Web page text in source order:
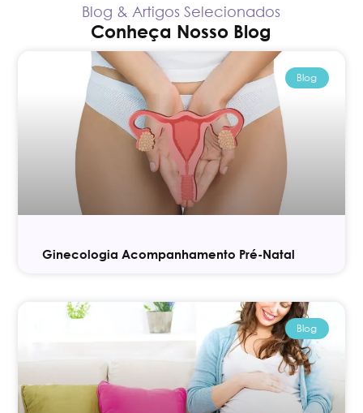
Blog & Artigos Selecionados
Conheça Nosso Blog
Blog
Ginecologia Acompanhamento Pré-Natal
Blog